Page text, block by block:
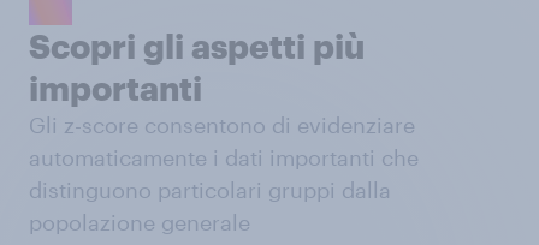
Scopri gli aspetti più
importanti
Gli z-score consentono di evidenziare
automaticamente i dati importanti che
distinguono particolari gruppi dalla
popolazione generale